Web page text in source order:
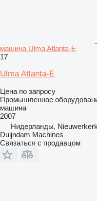
машина Ulma Atlanta-E
17
Ulma Atlanta-E
Цена по запросу
Промышленное
машина
2007
Нидерланды,
Duijndam Machines
Связаться с продавцом